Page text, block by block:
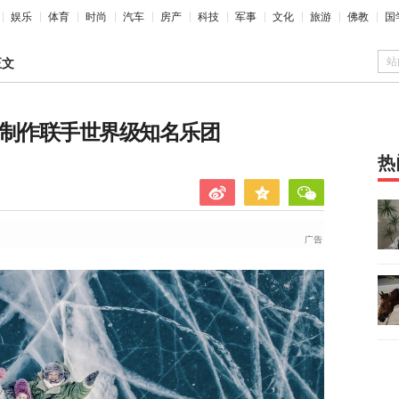
娱乐 体育 时尚 汽车 房产 科技 军事 文化 旅游 佛教 国
作联手世界级知名乐团
热